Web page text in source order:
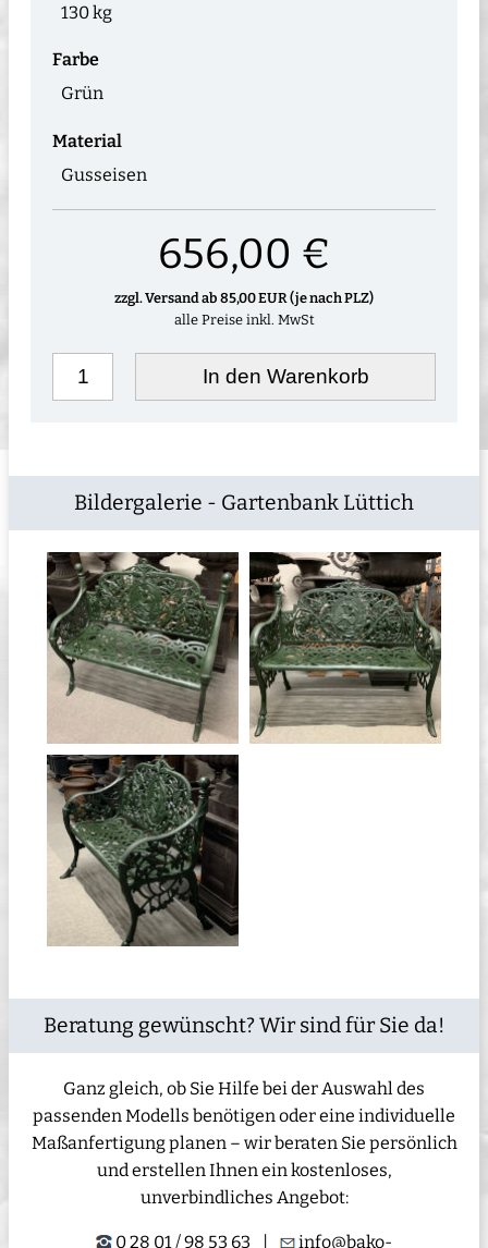
130 kg
Farbe
Grün
Material
Gusseisen
656,00 €
zzgl. Versand ab 85,00 EUR (je nach PLZ)
alle Preise inkl. MwSt
In den Warenkorb
Bildergalerie - Gartenbank Lüttich
Beratung gewünscht? Wir sind für Sie da!
Ganz gleich, ob Sie Hilfe bei der Auswahl des
passenden Modells benötigen oder eine individuelle
Maßanfertigung planen – wir beraten Sie persönlich
und erstellen Ihnen ein kostenloses,
unverbindliches Angebot:
0 28 01 / 98 53 63 | info@bako-